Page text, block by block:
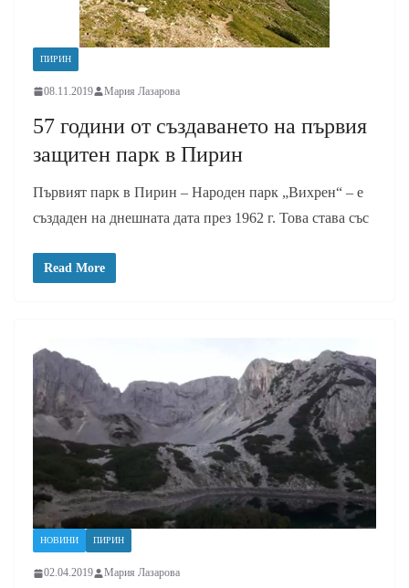
ПИРИН
08.11.2019 Мария Лазарова
57 години от създаването на първия
защитен парк в Пирин
Първият парк в Пирин – Народен парк „Вихрен“ – е
създаден на днешната дата през 1962 г. Това става със
Read More
НОВИНИ ПИРИН
02.04.2019 Мария Лазарова